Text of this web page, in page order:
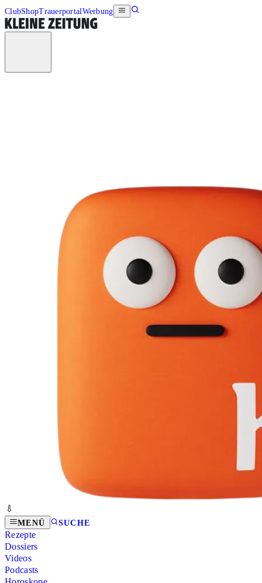
ClubShopTrauerportalWerbung
MENÜ SUCHE
Rezepte
Dossiers
Videos
Podcasts